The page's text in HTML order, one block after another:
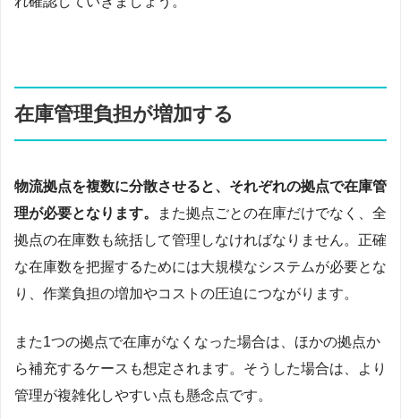
在庫管理負担が増加する
物流拠点を複数に分散させると、それぞれの拠点で在庫管
理が必要となります。
また拠点ごとの在庫だけでなく、全
拠点の在庫数も統括して管理しなければなりません。正確
な在庫数を把握するためには大規模なシステムが必要とな
り、作業負担の増加やコストの圧迫につながります。
また1つの拠点で在庫がなくなった場合は、ほかの拠点か
ら補充するケースも想定されます。そうした場合は、より
管理が複雑化しやすい点も懸念点です。